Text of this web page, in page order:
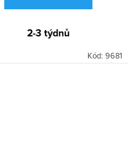
2-3 týdnů
Kód: 9681